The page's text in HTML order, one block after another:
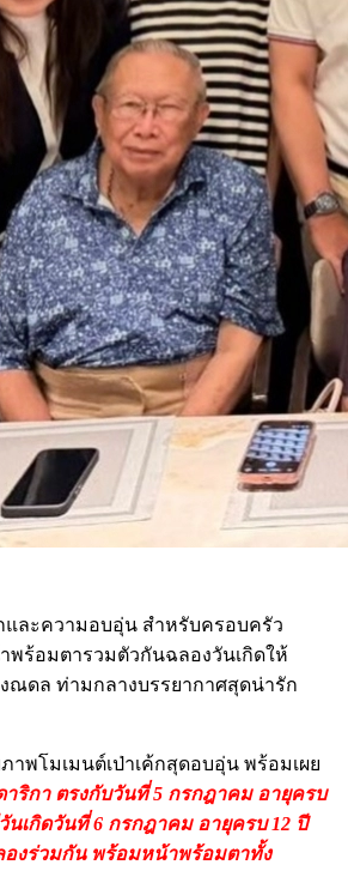
และความอบอุ่น สำหรับครอบครัว
ร้อมตารวมตัวกันฉลองวันเกิดให้
ณดล ท่ามกลางบรรยากาศสุดน่ารัก
าพโมเมนต์เป่าเค้กสุดอบอุ่น พร้อมเผย
ริกา ตรงกับวันที่ 5 กรกฎาคม อายุครบ
เกิดวันที่ 6 กรกฎาคม อายุครบ 12 ปี
องร่วมกัน พร้อมหน้าพร้อมตาทั้ง